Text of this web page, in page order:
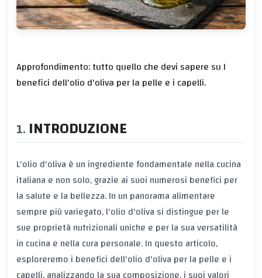
Approfondimento: tutto quello che devi sapere su I
benefici dell'olio d'oliva per la pelle e i capelli.
INTRODUZIONE
L'olio d'oliva è un ingrediente fondamentale nella cucina
italiana e non solo, grazie ai suoi numerosi benefici per
la salute e la bellezza. In un panorama alimentare
sempre più variegato, l'olio d'oliva si distingue per le
sue proprietà nutrizionali uniche e per la sua versatilità
in cucina e nella cura personale. In questo articolo,
esploreremo i benefici dell'olio d'oliva per la pelle e i